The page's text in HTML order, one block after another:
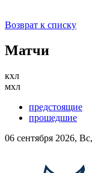
Возврат к списку
Матчи
кхл
мхл
предстоящие
прошедшие
06 сентября 2026,